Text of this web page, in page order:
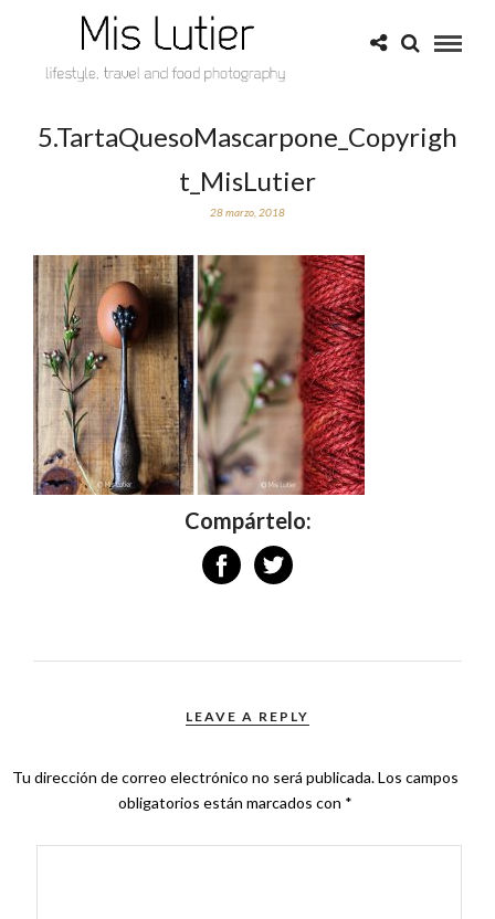
5.TartaQuesoMascarpone_Copyrigh
t_MisLutier
28 marzo, 2018
Compártelo:
LEAVE A REPLY
Tu dirección de correo electrónico no será publicada.Los campos
obligatorios están marcados con *